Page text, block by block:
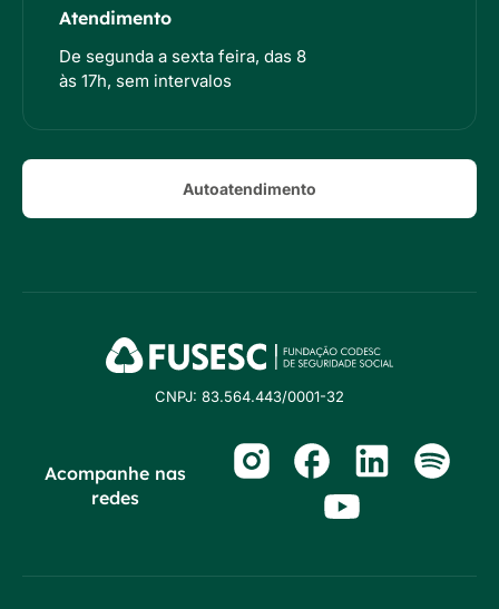
Atendimento
De segunda a sexta feira, das 8
às 17h, sem intervalos
Autoatendimento
CNPJ: 83.564.443/0001-32
Acompanhe nas
redes